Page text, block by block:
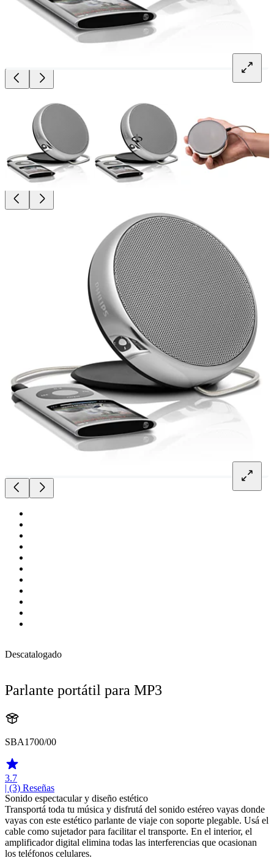
Descatalogado
Parlante portátil para MP3
SBA1700/00
3.7
| (3) Reseñas
Sonido espectacular y diseño estético
Transportá toda tu música y disfrutá del sonido estéreo vayas donde
vayas con este estético parlante de viaje con soporte plegable. Usá el
cable como sujetador para facilitar el transporte. En el interior, el
amplificador digital elimina todas las interferencias que ocasionan
los teléfonos celulares.